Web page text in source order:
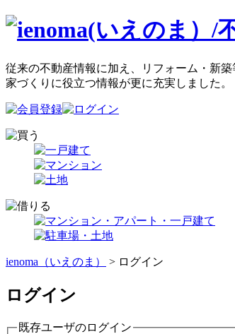
従来の不動産情報に加え、リフォーム・新築
家づくりに役立つ情報が更に充実しました。
ienoma（いえのま） > ログイン
ログイン
既存ユーザのログイン